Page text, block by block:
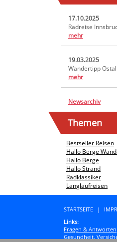
17.10.2025
Radreise
mehr
19.03.2025
Wandertipp
mehr
Newsarchiv
Themen
Bestseller Reisen
Hallo Berge
Hallo Berge
Hallo Strand
Radklassiker
Langlaufreisen
STARTSEITE |
Links:
Fragen & Antworten
Gesundheit,